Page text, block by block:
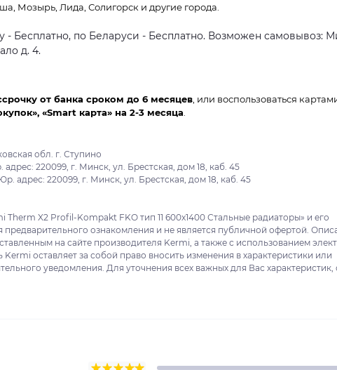
Мозырь, Лида, Солигорск и другие города.
- Бесплатно, по Беларуси - Бесплатно. Возможен самовывоз:
д. 4.
от банка сроком до 6 месяцев , или воспользоваться
«Smart карта» на 2-3 месяца
обл. г. Ступино
220099, г. Минск, ул. Брестская, дом 18, каб. 45
адрес: 220099, г. Минск, ул. Брестская, дом 18, каб. 45
X2 Profil-Kompakt FKO тип 11 600x1400 Стальные радиаторы» и его
предварительного ознакомления и не является публичной офертой.
на сайте производителя Kermi, а также с использованием
оставляет за собой право вносить изменения в характеристики или
уведомления. Для уточнения всех важных для Вас